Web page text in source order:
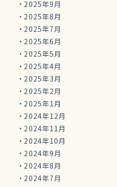
2025年9月
2025年8月
2025年7月
2025年6月
2025年5月
2025年4月
2025年3月
2025年2月
2025年1月
2024年12月
2024年11月
2024年10月
2024年9月
2024年8月
2024年7月